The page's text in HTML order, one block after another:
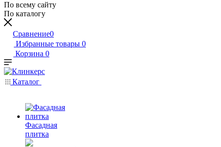
По всему сайту
По каталогу
Сравнение0
Избранные товары 0
Корзина 0
Каталог
Фасадная
плитка